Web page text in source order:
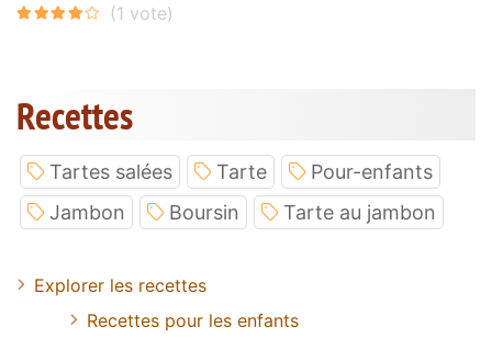
Recettes
Tartes salées Tarte
Pour-enfants
Jambon
Boursin Tarte au jambon
Explorer les recettes
Recettes pour les enfants